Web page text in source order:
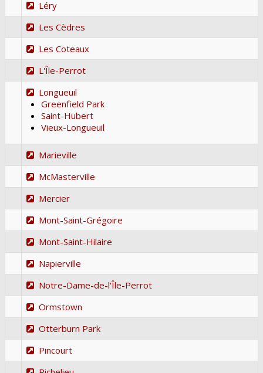
Léry
Les Cèdres
Les Coteaux
L'Île-Perrot
Longueuil
Greenfield Park
Saint-Hubert
Vieux-Longueuil
Marieville
McMasterville
Mercier
Mont-Saint-Grégoire
Mont-Saint-Hilaire
Napierville
Notre-Dame-de-l'Île-Perrot
Ormstown
Otterburn Park
Pincourt